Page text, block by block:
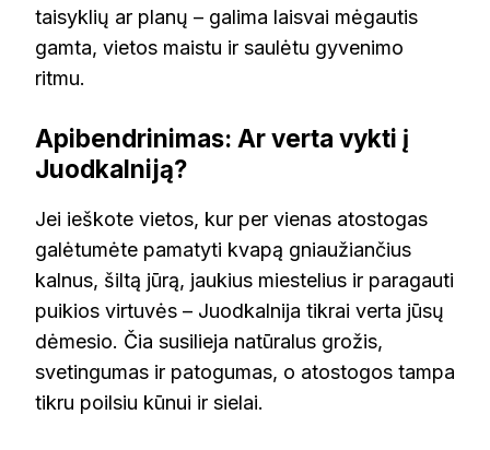
taisyklių ar planų – galima laisvai mėgautis
gamta, vietos maistu ir saulėtu gyvenimo
ritmu.
Apibendrinimas: Ar verta vykti į
Juodkalniją?
Jei ieškote vietos, kur per vienas atostogas
galėtumėte pamatyti kvapą gniaužiančius
kalnus, šiltą jūrą, jaukius miestelius ir paragauti
puikios virtuvės – Juodkalnija tikrai verta jūsų
dėmesio. Čia susilieja natūralus grožis,
svetingumas ir patogumas, o atostogos tampa
tikru poilsiu kūnui ir sielai.